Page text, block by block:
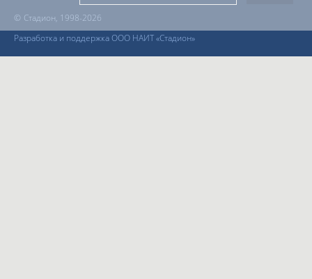
© Стадион, 1998-2026
Разработка и поддержка ООО НАИТ «Стадион»